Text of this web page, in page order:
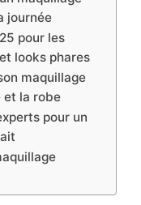
journée
pour les
looks phares
maquillage
et la robe
pour un